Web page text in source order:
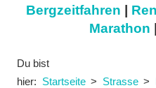
Bergzeitfahren |
Marathon |
Du bist
hier: Startseite Strasse